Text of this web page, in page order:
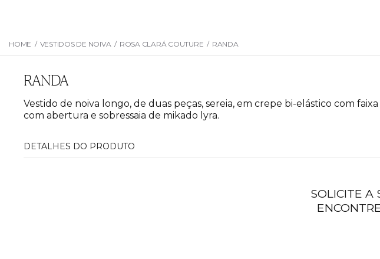
HOME / VESTIDOS DE NOIVA / ROSA CLARÁ COUTURE / RANDA
RANDA
Vestido de noiva longo, de duas peças, sereia, em crepe bi-elástico com
com abertura e sobressaia de mikado lyra.
DETALHES DO PRODUTO
SOLICITE A